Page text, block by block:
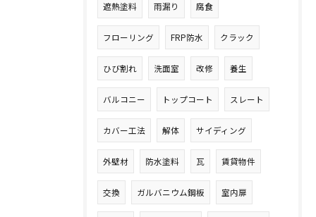
遮熱塗料 雨漏り 腐食
フローリング FRP防水 クラック
ひび割れ 洗面室 改修 養生
バルコニー トップコート スレート
カバー工法 解体 サイディング
外壁材 防水塗料 瓦 賃貸物件
交換 ガルバニウム鋼板 室内扉